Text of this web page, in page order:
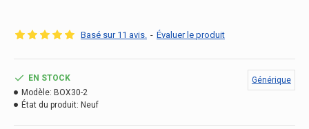
Basé sur 11 avis. - Évaluer le produit
EN STOCK
Modèle: BOX30-2
État du produit: Neuf
Générique